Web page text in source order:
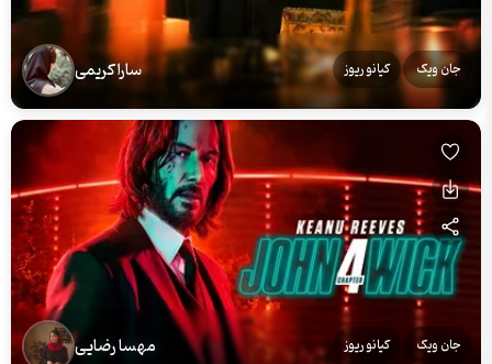
جان ویک کیانو ریوز سارا کریمی
جان ویک کیانو ریوز مهسا رضایی